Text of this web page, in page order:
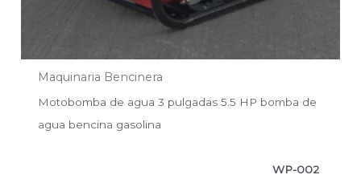
Maquinaria Bencinera
Motobomba de agua 3 pulgadas 5.5 HP bomba de
agua bencina gasolina
WP-002